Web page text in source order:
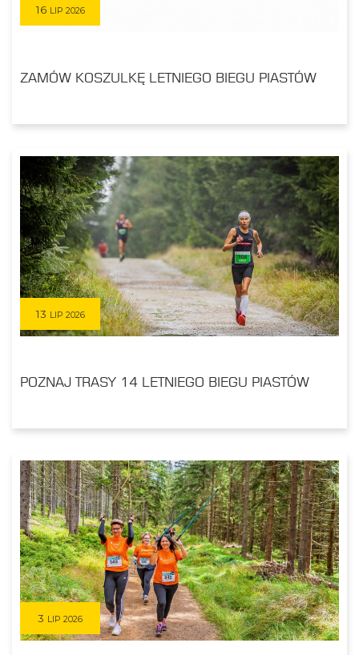
16 LIP 2026
ZAMÓW KOSZULKĘ LETNIEGO BIEGU PIASTÓW
13 LIP 2026
POZNAJ TRASY 14 LETNIEGO BIEGU PIASTÓW
3 LIP 2026